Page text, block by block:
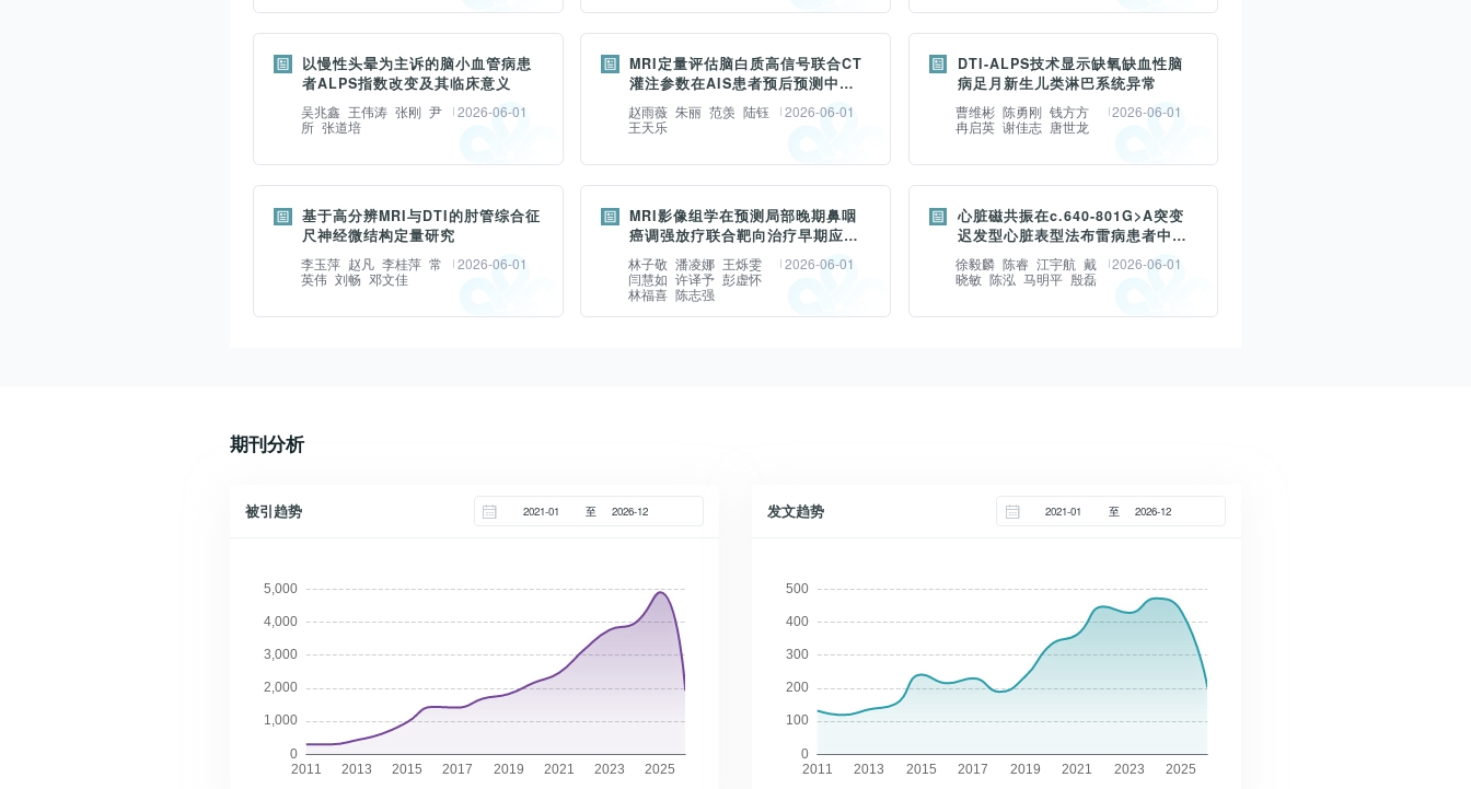
目的 观察多奈哌齐治疗的阿尔茨海默病
(Alzheimer's disease,AD)患者在24个
月的随访过程中认知功能、大脑形态学及
结构协变网络属性的动态变化,探讨其对
AD病程的长期影响。材料与方法 本研究
分。横断面研究纳入正常对照(normal
组间认知功能、大脑形态学、结构协变网
线性混合效应模型分析认知量表评分、特
侧楔叶和右侧丘脑显著萎缩
哌齐治疗组的MMSE评分下降速率显著
慢于未干预组,右侧海马和左侧杏仁核的
萎缩速率显著减缓。协变网络的全局属性
指标均未表现出显著的交互效应。结论
多奈哌齐对AD患者的治疗是一个多水平
摘要：
目的探讨1型糖尿病(type 1 diabetes
mellitus,T1DM)患者静息态脑功能网络
的改变特征,及其与认知功能和临床血液
指标的关系。材料与方法本研究为前瞻性
横断面研究,于2023年3月至2025年3月
纳入43例T1DM患者和52例人口学匹配
的健康对照(healthy controls,HCs)。采
集静息态功能磁共振成像数据,基于图论
构建全脑功能网络,以年龄、性别、受教
育年限及平均帧位移为协变量,采用双样
局信息整合效率显著下降,特征路径长度
极的节点聚类系数和节点局部效率显著增
高(Bonferroni校正后P<0.05)。偏相关
分析显示,特征路径长度与命名得分
(r=-0.395,P=0.012)、高密度脂蛋白胆
(r=-0.337,P=0.033)呈负相关;标准化特
摘要：
目的 基于深度学习影像组学(deep
learning-radiomics,DL Radiomics)开
发并验证重度高胆红素血症患儿发生胆红
素脑病(bilirubin encephalopathy,BE)
的预测模型,并与传统临床模型进行效能
比较,利用中介分析探索生化标记物-影像
组学特征-胆红素脑病之间的内在关联。
材料与方法 回顾性收集了安徽省妇女儿
童医学中心东院区和西院区2022年1月
型。分别在训练集、测试集和内部验证集
临床和Nomogram模型的性能进行比
较。分析生化标记物、Radscore与BE
之间的中介效应。结果 173例重度高胆
红素血症患儿中65例(37.57%)发生了
Radiomics模型;临床模型中,体质量、胎
以慢性头晕为主诉的脑小血管病患
者ALPS指数改变及其临床意义
吴兆鑫 王伟涛 张刚 尹
所 张道培
2026-06-01
摘要：
目的探讨以慢性头晕为主诉的脑小血管病
(cerebral small vessel
disease,CSVD)患者类淋巴系统功能障
碍及意义。材料与方法回顾性收集2024
年1月至2025年11月以慢性头晕为主诉
完整、病因不明的慢性头晕伴CSVD患者
组),年龄、性别及血管危险因素及情绪和
组)。收集CSVD伴慢性头晕患者CSVD
总负荷评分与头晕残障量表(dizziness
隙(along the perivascular
space,ALPS)分析的评估方法量化类淋
巴系统功能,分析ALPS与CSVD影像总负
荷及DHI的相关性。结果CSVD伴慢性头
MRI定量评估脑白质高信号联合CT
灌注参数在AIS患者预后预测中的
价值
赵雨薇 朱丽 范羡 陆钰
王天乐
2026-06-01
摘要：
目的 探讨基于MRI定量评估的脑白质高
信号(white matter
hyperintensity,WMH)在预测大脑中动
脉(middle cerebral artery,MCA)闭塞
急性缺血性脑卒中(acute ischemic
缺血体积(V_(Tmax>4 s)、V_(Tmax>6
入院7 d内行颅脑磁共振检查检查,在T2
液体衰减反转恢复(fluid-attenuated
inversion recovery,FLAIR)序列上测量
各区域WMH体积(侧脑室缘、侧脑室旁、
深部及近皮层)。短期神经功能改善定义
为入院7 d美国国立卫生研究院卒中量表
(National Institutes of Health Stroke
Scale,NIHSS)评分≤1分或下降≥8分,90
DTI-ALPS技术显示缺氧缺血性脑
病足月新生儿类淋巴系统异常
曹维彬 陈勇刚 钱方方
冉启英 谢佳志 唐世龙
2026-06-01
摘要：
目的 探讨扩散张量成像血管周围空间分
析(diffusion tensor imaging-analysis
along the perivascular space,DTI-
ALPS)技术在缺氧缺血性脑病(hypoxic
ischemic encephalopathy,HIE)足月新
描;通过软件后处理获得类淋巴系统DTI-
值特点。结果 HIE新生儿DTI-ALPS值低
于对照组新生儿(t=9.12,P<0.05);1~5日
龄HIE新生儿DTI-ALPS值低于6~10日龄
HIE新生儿(t=8.98,P<0.05),11~20日龄
HIE新生儿DTI-ALPS值高于6~10日龄
HIE新生儿(t=8.28,P<0.05),11~20日龄
HIE新生儿DTI-ALPS值与21~28日龄
HIE新生儿差异无统计学意义
基于高分辨MRI与DTI的肘管综合征
尺神经微结构定量研究
李玉萍 赵凡 李桂萍 常
英伟 刘畅 邓文佳
2026-06-01
摘要：
用价值,分析DTI参数与临床严重程度及电
级14例、Ⅱ级18例、Ⅲ级10例)和40例健
area,CSA)、信号强度比、各向异性分
数(fractional anisotropy,FA)、表观扩
散系数(apparent diffusion
coefficient,ADC)、径向扩散系数
(radial diffusivity,RD)等参数。分析影
像学参数与McGowan分级、电生理指标
MRI影像组学在预测局部晚期鼻咽
癌调强放疗联合靶向治疗早期应答
中的应用
林子敬 潘凌娜 王烁雯
闫慧如 许译予 彭虚怀
林福喜 陈志强
2026-06-01
modulated radiotherapy,IMRT)联合靶
LA-NPC患者,以治疗前后肿瘤三维体积
退缩率(tumor volume reduction
rate,TVRR)≥47%为早期应答组
(n=95),TVRR<47%为无应答组
(n=26)。提取治疗前基线T2加权成像
(T2-weighted imaging,T2WI)和T1加
权增强成像(contrast-enhanced T1-
weighted imaging,T1WI+C)序列影像
心脏磁共振在c.640-801G>A突变
迟发型心脏表型法布雷病患者中的
应用价值
徐毅麟 陈睿 江宇航 戴
晓敏 陈泓 马明平 殷磊
2026-06-01
摘要：
值。材料与方法 回顾性纳入28例2019年
配的28例HCM患者为HCM组及28例健
康对照组(healthy controls,HC)。收集
所有患者及健康受试者的临床基线信息。
采用3.0 T磁共振行标准CMR检查。根据
(Mann-Whitney)进行比较。采用Fisher
期刊分析
被引趋势 至 发文趋势 至